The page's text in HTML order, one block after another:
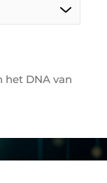
het DNA van